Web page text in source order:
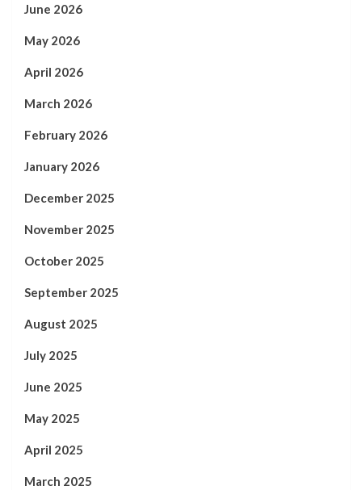
June 2026
May 2026
April 2026
March 2026
February 2026
January 2026
December 2025
November 2025
October 2025
September 2025
August 2025
July 2025
June 2025
May 2025
April 2025
March 2025